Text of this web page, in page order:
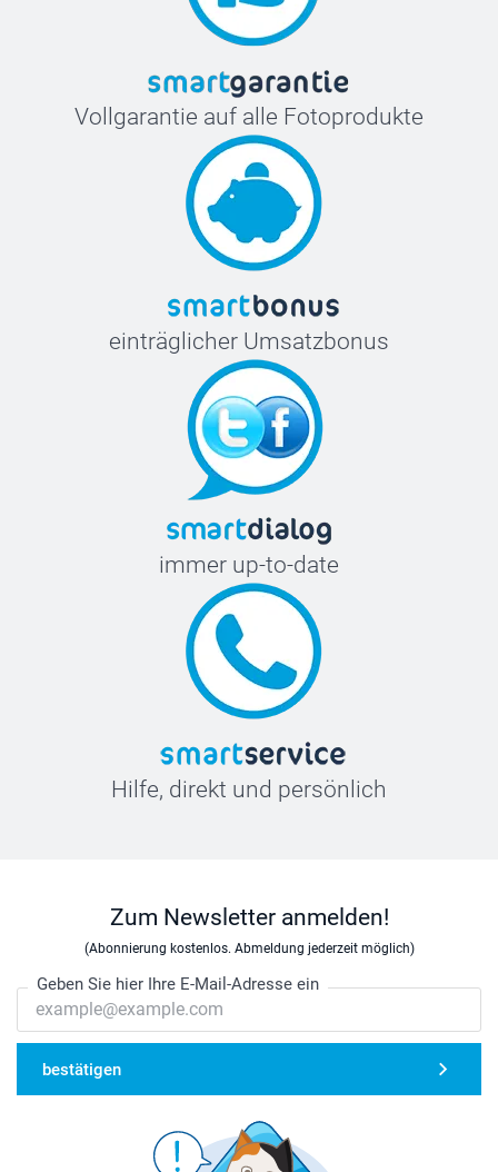
Vollgarantie auf alle Fotoprodukte
einträglicher Umsatzbonus
immer up-to-date
Hilfe, direkt und persönlich
Zum Newsletter anmelden!
(Abonnierung kostenlos. Abmeldung jederzeit möglich)
Geben Sie hier Ihre E-Mail-Adresse ein
bestätigen